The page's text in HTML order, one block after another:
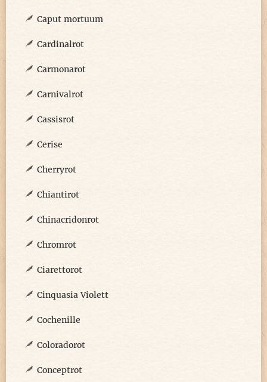
Caput mortuum
Cardinalrot
Carmonarot
Carnivalrot
Cassisrot
Cerise
Cherryrot
Chiantirot
Chinacridonrot
Chromrot
Ciarettorot
Cinquasia Violett
Cochenille
Coloradorot
Conceptrot